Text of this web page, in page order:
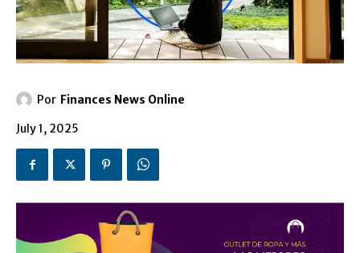
Por Finances News Online
July 1, 2025